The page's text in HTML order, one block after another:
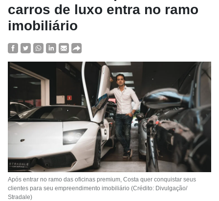
carros de luxo entra no ramo
imobiliário
Após entrar no ramo das oficinas premium, Costa quer conquistar seus
clientes para seu empreendimento imobiliário (Crédito: Divulgação/
Stradale)